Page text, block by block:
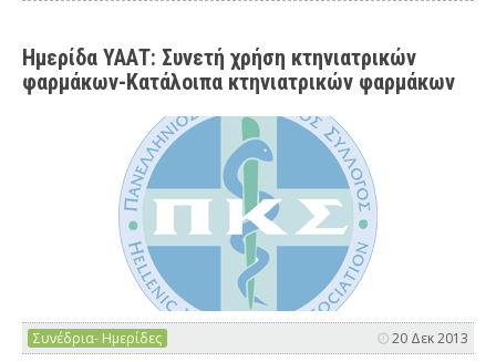
Ημερίδα ΥΑΑΤ: Συνετή χρήση κτηνιατρικών
φαρμάκων-Κατάλοιπα κτηνιατρικών φαρμάκων
Συνέδρια- Ημερίδες 20 Δεκ 2013